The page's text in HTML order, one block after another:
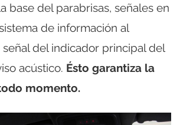
base del parabrisas, señales en
de información al
del indicador principal del
acústico. Ésto garantiza la
momento.